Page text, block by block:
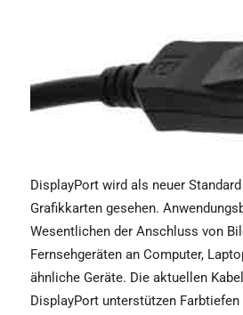
DisplayPort wird als neuer
Grafikkarten gesehen.
Wesentlichen der Anschluss von
Fernsehgeräten an Computer,
ähnliche Geräte. Die aktuellen
DisplayPort unterstützen Farbtiefen